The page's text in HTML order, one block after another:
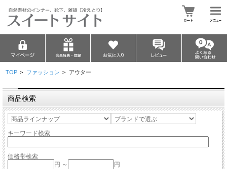
TOP > ファッション > アウター
商品検索
キーワード検索
価格帯検索
円 ～
円